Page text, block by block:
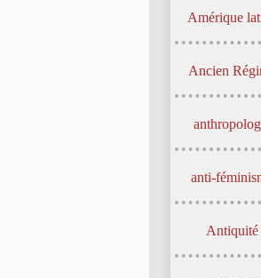
Amérique
Ancien
anti-
Antiquité